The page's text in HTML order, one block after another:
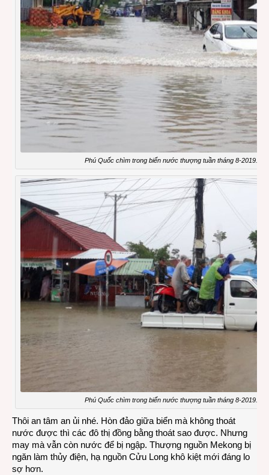
Phú Quốc chìm trong biển nước thượng tuần tháng 8-2019.
Phú Quốc chìm trong biển nước thượng tuần tháng 8-2019.
Thôi an tâm an ủi nhé. Hòn đảo giữa biển mà không thoát
nước được thì các đô thị đồng bằng thoát sao được. Nhưng
may mà vẫn còn nước để bị ngập. Thượng nguồn Mekong bị
ngăn làm thủy điện, hạ nguồn Cửu Long khô kiệt mới đáng lo
sợ hơn.